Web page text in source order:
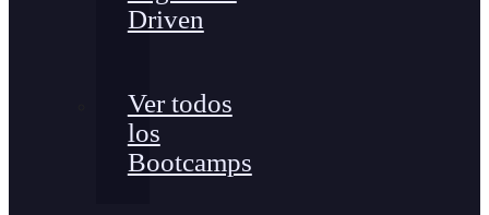
Driven
Ver todos
los
Bootcamps